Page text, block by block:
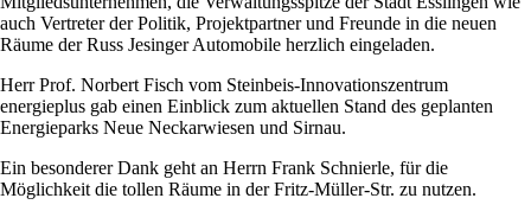
auch Vertreter der Politik, Projektpartner und Freunde in die neuen
Räume der Russ Jesinger Automobile herzlich eingeladen.
Herr Prof. Norbert Fisch vom Steinbeis-Innovationszentrum
energieplus gab einen Einblick zum aktuellen Stand des geplanten
Energieparks Neue Neckarwiesen und Sirnau.
Ein besonderer Dank geht an Herrn Frank Schnierle, für die
Möglichkeit die tollen Räume in der Fritz-Müller-Str. zu nutzen.